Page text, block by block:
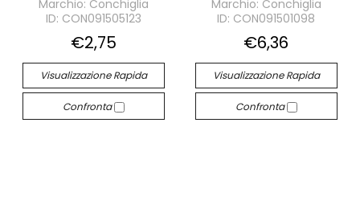
Marchio: Conchiglia
ID: CON091505123
€2,75
Visualizzazione Rapida
Confronta
Marchio: Conchiglia
ID: CON091501098
€6,36
Visualizzazione Rapida
Confronta